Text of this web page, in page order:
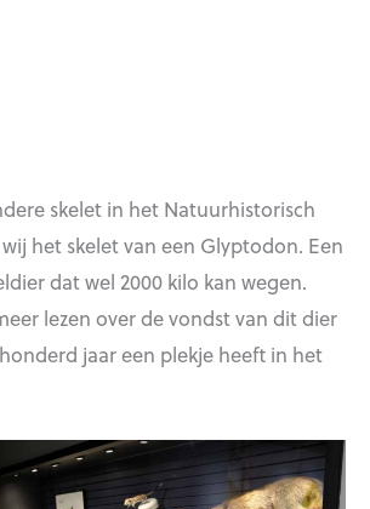
skelet in het Natuurhistorisch
het skelet van een Glyptodon. Een
dat wel 2000 kilo kan wegen.
lezen over de vondst van dit dier
jaar een plekje heeft in het